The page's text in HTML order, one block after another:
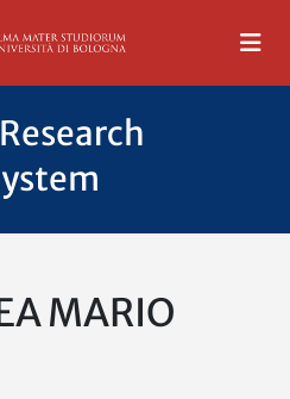
MARIO